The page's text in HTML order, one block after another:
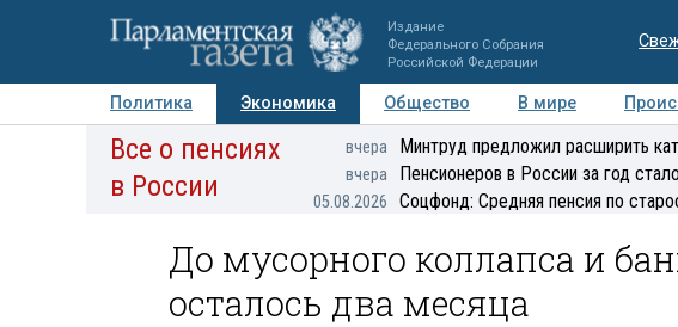
Издание
Федерального Собрания
Российской Федерации
Политика Экономика Общество В мире
Авторы Персоны Мнения Регионы Медиацентр
Все о пенсиях
в России
вчера Минтруд предложил расширить
вчера Пенсионеров в России за год
05.08.2026 Соцфонд: Средняя пенсия по
До мусорного коллапса и
осталось два месяца